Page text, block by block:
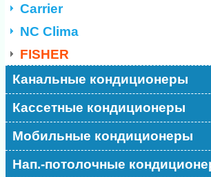
Carrier
NC Clima
FISHER
Канальные кондиционеры
Кассетные кондиционеры
Мобильные кондиционеры
Нап.-потолочные